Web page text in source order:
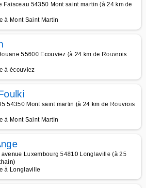
Faisceau 54350 Mont saint martin (à 24 km de
à Mont Saint Martin
55600 Ecouviez (à 24 km de Rouvrois
à écouviez
54350 Mont saint martin (à 24 km de Rouvrois
à Mont Saint Martin
Luxembourg 54810 Longlaville (à 25
à Longlaville